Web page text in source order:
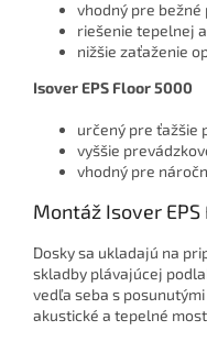
vhodný pre bežné
riešenie tepelnej
nižšie zaťaženie
Isover EPS Floor 5000
určený pre ťažšie
vyššie
vhodný pre
Montáž Isover
Dosky sa ukladajú na
skladby plávajúcej
vedľa seba s
akustické a tepelné